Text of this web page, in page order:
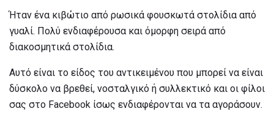
Ήταν ένα κιβώτιο από ρωσικά φουσκωτά στολίδια από
γυαλί. Πολύ ενδιαφέρουσα και όμορφη σειρά από
διακοσμητικά στολίδια.
Αυτό είναι το είδος του αντικειμένου που μπορεί να είναι
δύσκολο να βρεθεί, νοσταλγικό ή συλλεκτικό και οι φίλοι
σας στο Facebook ίσως ενδιαφέρονται να τα αγοράσουν.